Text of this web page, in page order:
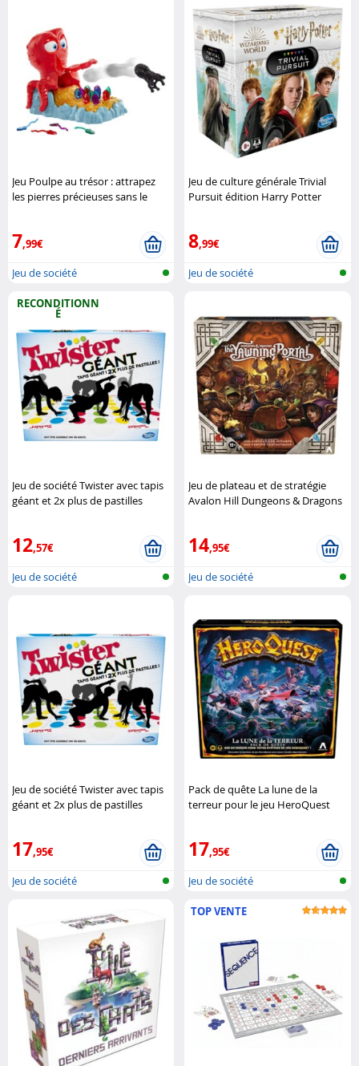
Jeu Poulpe au trésor : attrapez
les pierres précieuses sans le
7,99€
Jeu de société
Jeu de culture générale Trivial
Pursuit édition Harry Potter
8,99€
Jeu de société
RECONDITIONN
É
Jeu de société Twister avec tapis
géant et 2x plus de pastilles
12,57€
Jeu de société
Jeu de plateau et de stratégie
Avalon Hill Dungeons & Dragons
14,95€
Jeu de société
Jeu de société Twister avec tapis
géant et 2x plus de pastilles
17,95€
Jeu de société
Pack de quête La lune de la
terreur pour le jeu HeroQuest
17,95€
Jeu de société
TOP VENTE